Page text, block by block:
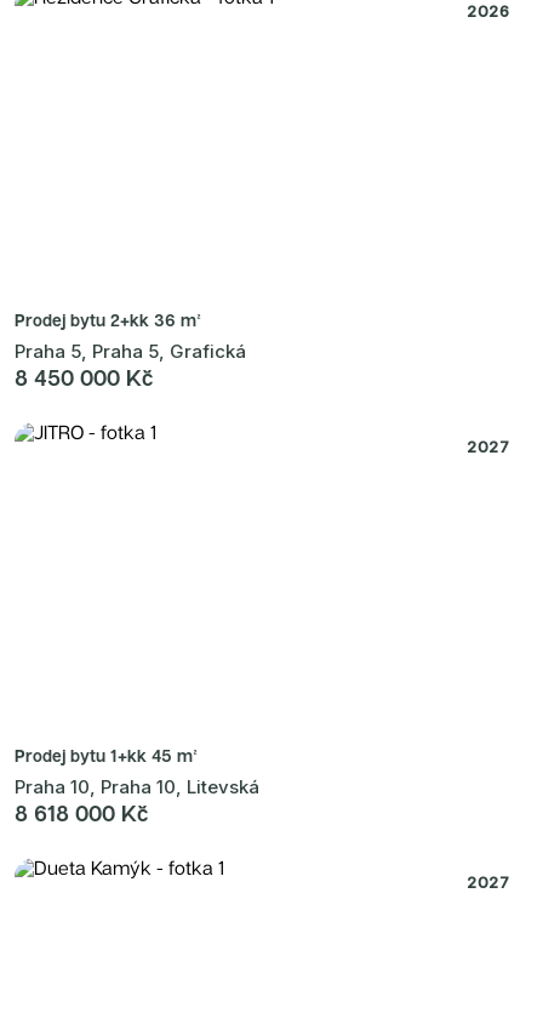
2026
Prodej bytu 2+kk 36 m²
Praha 5, Praha 5, Grafická
8 450 000 Kč
2027
Prodej bytu 1+kk 45 m²
Praha 10, Praha 10, Litevská
8 618 000 Kč
2027